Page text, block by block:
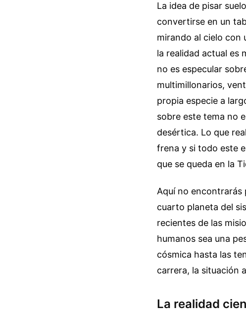
La idea de pisar
convertirse en un
mirando al cielo con
la realidad actual es
no es especular
multimillonarios,
propia especie a
sobre este tema no
desértica. Lo que
frena y si todo este
que se queda en la
Aquí no encontrarás
cuarto planeta del
recientes de las
humanos sea una
cósmica hasta las
carrera, la situación
La realidad